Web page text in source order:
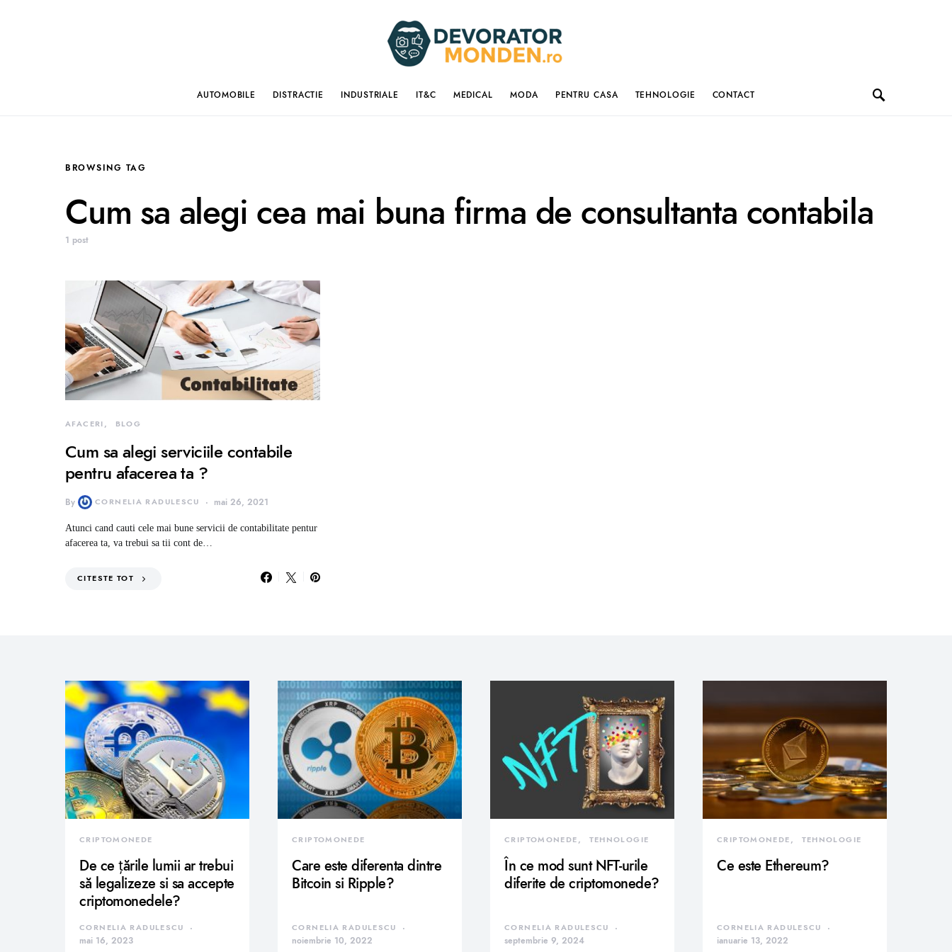
AUTOMOBILE DISTRACTIE INDUSTRIALE IT&C MEDICAL MODA PENTRU CASA TEHNOLOGIE CONTACT
BROWSING TAG
Cum sa alegi cea mai buna firma de consultanta contabila
1 post
AFACERI BLOG
Cum sa alegi serviciile contabile
pentru afacerea ta ?
By CORNELIA RADULESCU mai 26, 2021
Atunci cand cauti cele mai bune servicii de contabilitate pentur
afacerea ta, va trebui sa tii cont de…
CITESTE TOT
CRIPTOMONEDE
De ce țările lumii ar trebui
să legalizeze si sa accepte
criptomonedele?
CORNELIA RADULESCU
mai 16, 2023
CRIPTOMONEDE
Care este diferenta dintre
Bitcoin si Ripple?
CORNELIA RADULESCU
noiembrie 10, 2022
CRIPTOMONEDE TEHNOLOGIE
În ce mod sunt NFT-urile
diferite de criptomonede?
CORNELIA RADULESCU
septembrie 9, 2024
CRIPTOMONEDE TEHNOLOGIE
Ce este Ethereum?
CORNELIA RADULESCU
ianuarie 13, 2022